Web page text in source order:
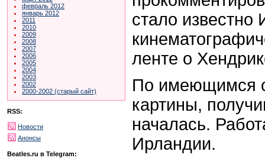
февраль 2012
январь 2012
2011
2010
2009
2008
2007
2006
2005
2004
2003
2002
2000-2002 (старый сайт)
RSS:
Новости
Анонсы
Beatles.ru в Telegram:
стало известно
ленте о
По имеющимся
картины,
началась.
Ирландии.